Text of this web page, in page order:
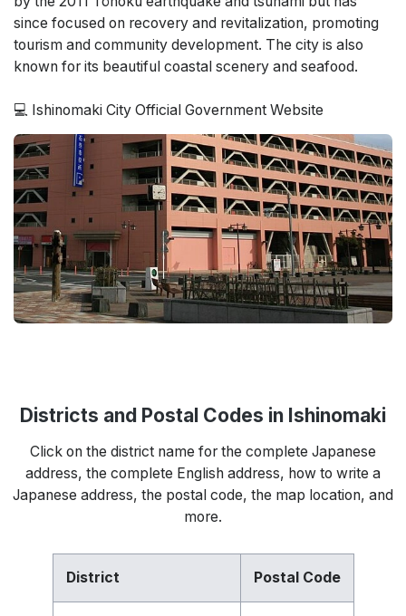
since focused on recovery and revitalization, promoting
tourism and community development. The city is also
known for its beautiful coastal scenery and seafood.
💻 Ishinomaki City Official Government Website
Districts and Postal Codes in Ishinomaki
Click on the district name for the complete Japanese
address, the complete English address, how to write a
Japanese address, the postal code, the map location, and
more.
District Postal Code